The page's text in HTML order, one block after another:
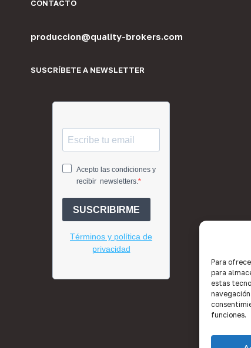
Para
para
estas
funciones.
CONTACTO
produccion@quality-brokers.com
SUSCRÍBETE A NEWSLETTER